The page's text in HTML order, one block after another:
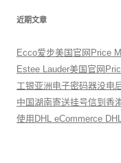
近期文章
Ecco爱步美国官网Price
Estee Lauder美国官网
工银亚洲电子密码器没电
中国湖南寄送挂号信到香
使用DHL eCommerce